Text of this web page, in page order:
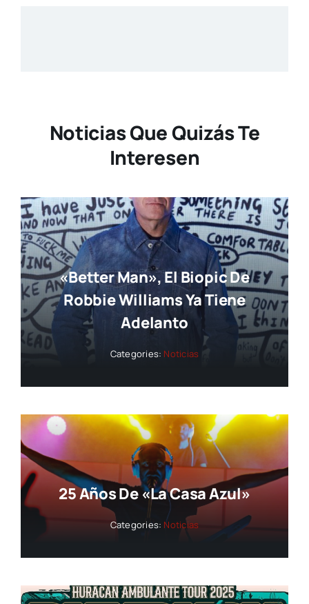
Noticias Que Quizás Te
Interesen
«Better Man», El Biopic De
Robbie Williams Ya Tiene
Adelanto
Categories: Noticias
25 Años De «La Casa Azul»
Categories: Noticias